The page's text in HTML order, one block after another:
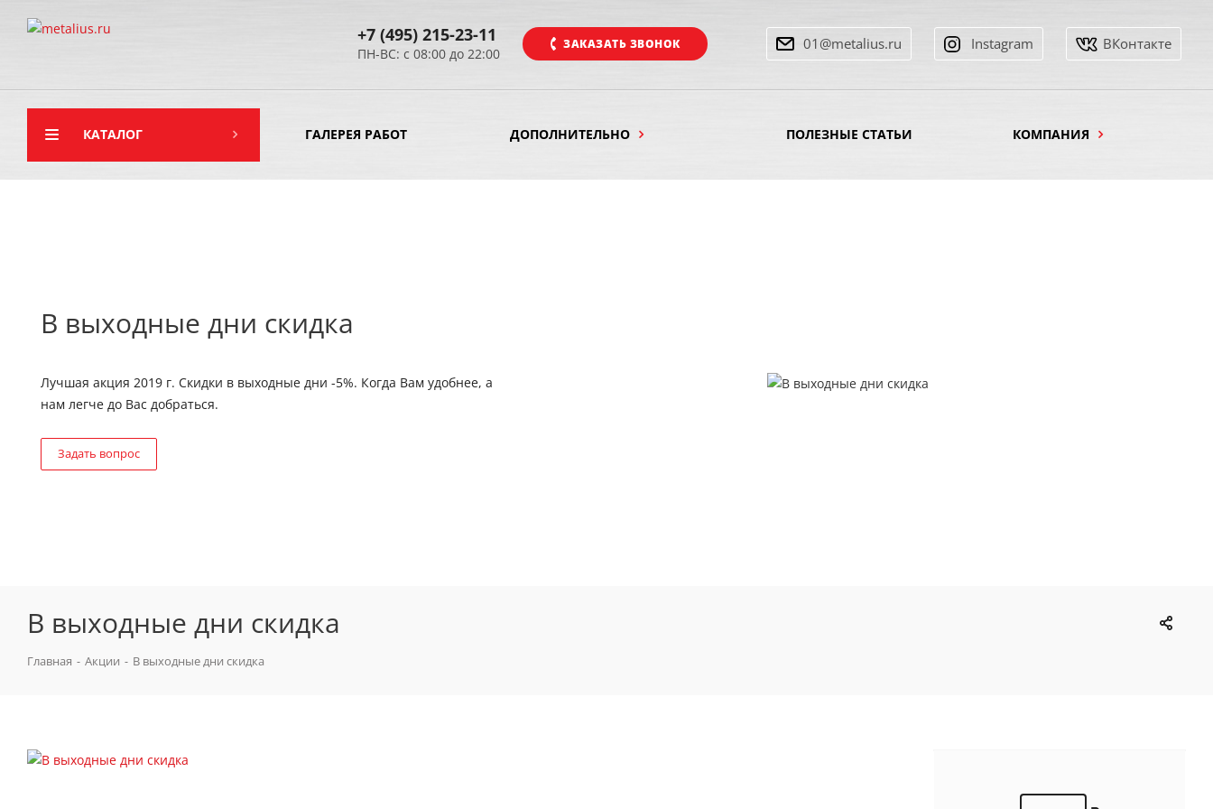
ЗАКАЗАТЬ ЗВОНОК 01@metalius.ru Instagram ВКонтакте
+7 (495) 215-23-11
ПН-ВС: с 08:00 до 22:00
КАТАЛОГ ГАЛЕРЕЯ РАБОТ ДОПОЛНИТЕЛЬНО ПОЛЕЗНЫЕ СТАТЬИ КОМПАНИЯ
В выходные дни скидка
Лучшая акция 2019 г. Скидки в выходные дни -5%. Когда Вам удобнее, а
нам легче до Вас добраться.
Задать вопрос
В выходные дни скидка
Главная - Акции - В выходные дни скидка